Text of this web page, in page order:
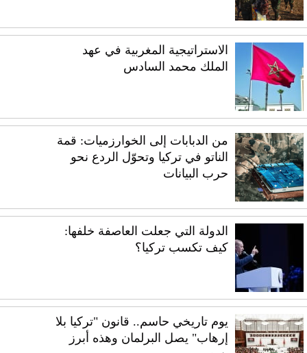
الاستراتيجية المغربية في عهد
الملك محمد السادس
من الدبابات إلى الخوارزميات: قمة
الناتو في تركيا وتحوّل الردع نحو
حرب البيانات
الدولة التي جعلت العاصفة خلفها:
كيف تكسب تركيا؟
يوم تاريخي حاسم.. قانون "تركيا بلا
إرهاب" يصل البرلمان وهذه أبرز